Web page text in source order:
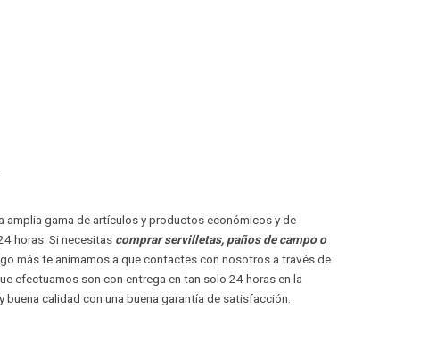
amplia gama de artículos y productos económicos y de
horas. Si necesitas comprar servilletas, paños de campo o
más te animamos a que contactes con nosotros a través de
efectuamos son con entrega en tan solo 24 horas en la
calidad con una buena garantía de satisfacción.